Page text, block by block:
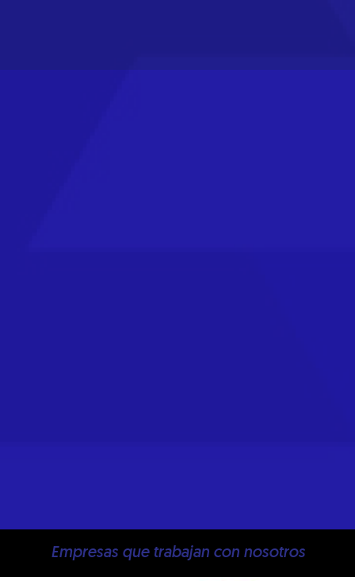
Empresas que trabajan con nosotros